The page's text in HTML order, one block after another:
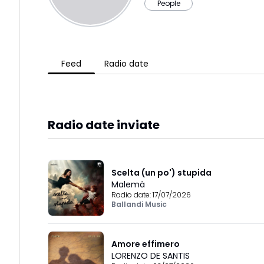
People
Feed Radio date
Radio date inviate
Scelta (un po') stupida
Malemà
Radio date:17/07/2026
Ballandi Music
Amore effimero
LORENZO DE SANTIS